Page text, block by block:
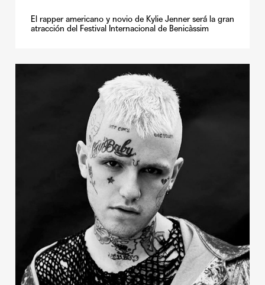
El rapper americano y novio de Kylie Jenner será la gran
atracción del Festival Internacional de Benicàssim